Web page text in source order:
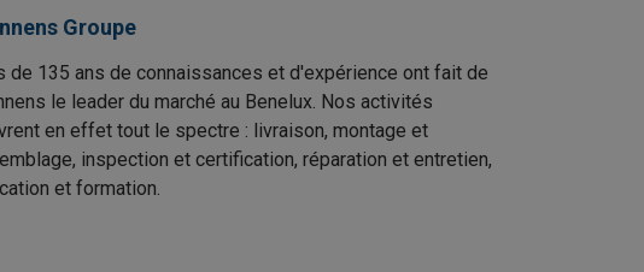
Groupe
de 135 ans de connaissances et d'expérience ont fait de
le leader du marché au Benelux. Nos activités
en effet tout le spectre : livraison, montage et
inspection et certification, réparation et entretien,
et formation.